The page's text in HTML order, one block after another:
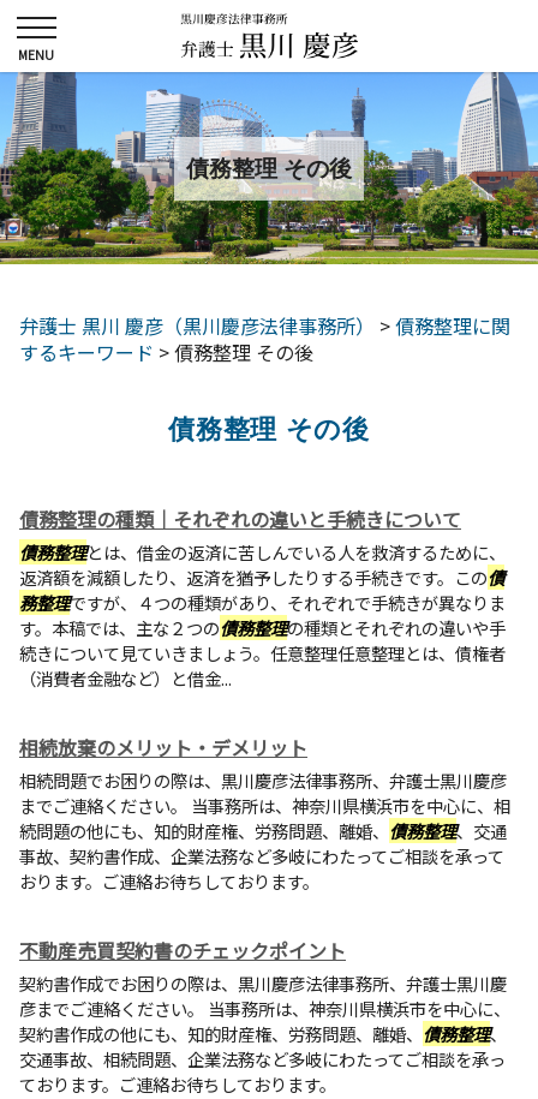
債務整理 その後
弁護士 黒川 慶彦（黒川慶彦法律事務所） >債務整理に関
するキーワード >債務整理 その後
債務整理 その後
債務整理の種類｜それぞれの違いと手続きについて
債務整理とは、借金の返済に苦しんでいる人を救済するために、
返済額を減額したり、返済を猶予したりする手続きです。この債
務整理ですが、４つの種類があり、それぞれで手続きが異なりま
す。本稿では、主な２つの債務整理の種類とそれぞれの違いや手
続きについて見ていきましょう。任意整理任意整理とは、債権者
（消費者金融など）と借金...
相続放棄のメリット・デメリット
相続問題でお困りの際は、黒川慶彦法律事務所、弁護士黒川慶彦
までご連絡ください。 当事務所は、神奈川県横浜市を中心に、相
続問題の他にも、知的財産権、労務問題、離婚、 債務整理、交通
事故、契約書作成、企業法務など多岐にわたってご相談を承って
おります。ご連絡お待ちしております。
不動産売買契約書のチェックポイント
契約書作成でお困りの際は、黒川慶彦法律事務所、弁護士黒川慶
彦までご連絡ください。 当事務所は、神奈川県横浜市を中心に、
契約書作成の他にも、知的財産権、労務問題、離婚、 債務整理、
交通事故、相続問題、企業法務など多岐にわたってご相談を承っ
ております。ご連絡お待ちしております。